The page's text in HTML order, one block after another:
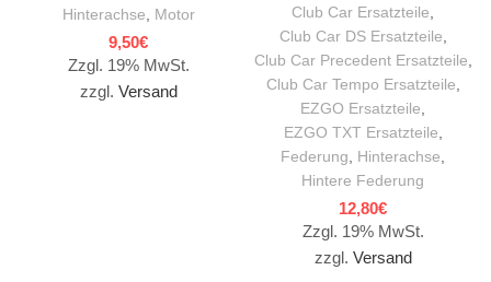
Hinterachse
Motor
9,50€
Zzgl. 19% MwSt.
zzgl. Versand
Club Car Ersatzteile
Club Car DS Ersatzteile
Club Car Precedent Ersatzteile
Club Car Tempo Ersatzteile
EZGO Ersatzteile
EZGO TXT Ersatzteile
Federung
Hinterachse
Hintere Federung
12,80€
Zzgl. 19% MwSt.
zzgl. Versand